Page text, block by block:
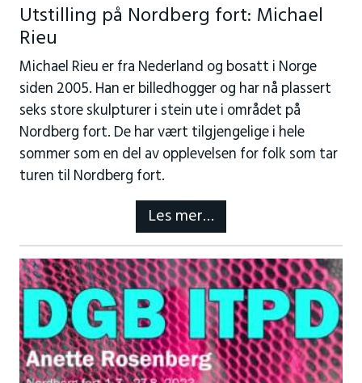
Utstilling på Nordberg fort: Michael
Rieu
Michael Rieu er fra Nederland og bosatt i Norge
siden 2005. Han er billedhogger og har nå plassert
seks store skulpturer i stein ute i området på
Nordberg fort. De har vært tilgjengelige i hele
sommer som en del av opplevelsen for folk som tar
turen til Nordberg fort.
Les mer…